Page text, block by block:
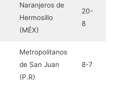
Naranjeros de
Hermosillo
(MÉX)
20-
8
Metropolitanos
de San Juan
(P.R)
8-7